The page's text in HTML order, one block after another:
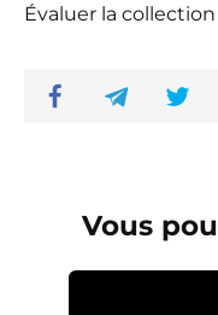
Évaluer la collection
Vous